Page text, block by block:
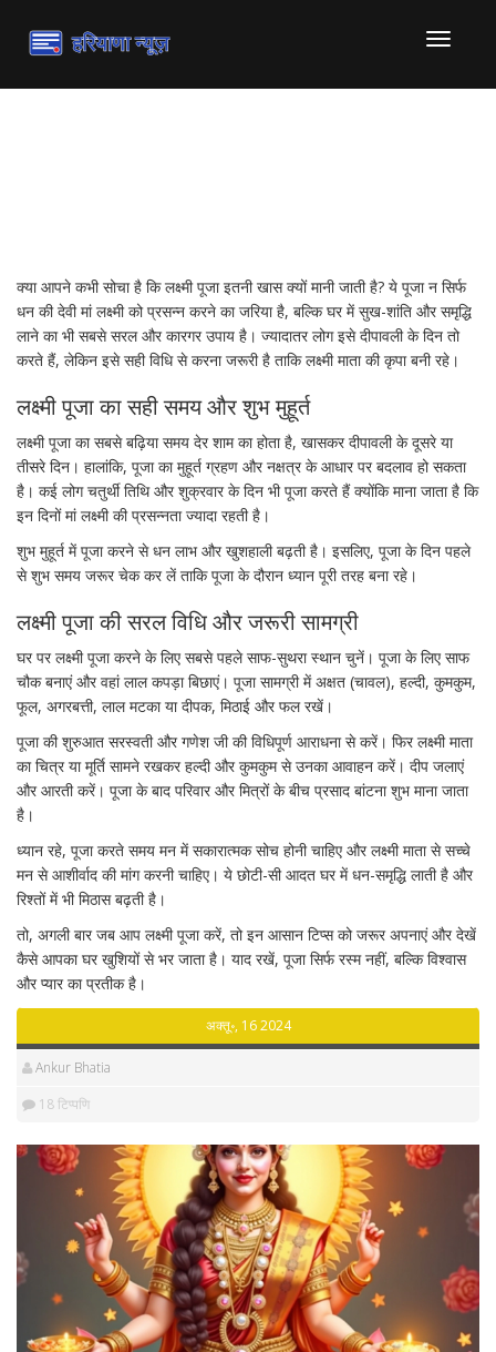
टॉगल
संचालित
क्या आपने कभी सोचा है कि लक्ष्मी पूजा इतनी खास क्यों मानी जाती है? ये पूजा न सिर्फ
धन की देवी मां लक्ष्मी को प्रसन्न करने का जरिया है, बल्कि घर में सुख-शांति और समृद्धि
लाने का भी सबसे सरल और कारगर उपाय है। ज्यादातर लोग इसे दीपावली के दिन तो
करते हैं, लेकिन इसे सही विधि से करना जरूरी है ताकि लक्ष्मी माता की कृपा बनी रहे।
लक्ष्मी पूजा का सही समय और शुभ मुहूर्त
लक्ष्मी पूजा का सबसे बढ़िया समय देर शाम का होता है, खासकर दीपावली के दूसरे या
तीसरे दिन। हालांकि, पूजा का मुहूर्त ग्रहण और नक्षत्र के आधार पर बदलाव हो सकता
है। कई लोग चतुर्थी तिथि और शुक्रवार के दिन भी पूजा करते हैं क्योंकि माना जाता है कि
इन दिनों मां लक्ष्मी की प्रसन्नता ज्यादा रहती है।
शुभ मुहूर्त में पूजा करने से धन लाभ और खुशहाली बढ़ती है। इसलिए, पूजा के दिन पहले
से शुभ समय जरूर चेक कर लें ताकि पूजा के दौरान ध्यान पूरी तरह बना रहे।
लक्ष्मी पूजा की सरल विधि और जरूरी सामग्री
घर पर लक्ष्मी पूजा करने के लिए सबसे पहले साफ-सुथरा स्थान चुनें। पूजा के लिए साफ
चौक बनाएं और वहां लाल कपड़ा बिछाएं। पूजा सामग्री में अक्षत (चावल), हल्दी, कुमकुम,
फूल, अगरबत्ती, लाल मटका या दीपक, मिठाई और फल रखें।
पूजा की शुरुआत सरस्वती और गणेश जी की विधिपूर्ण आराधना से करें। फिर लक्ष्मी माता
का चित्र या मूर्ति सामने रखकर हल्दी और कुमकुम से उनका आवाहन करें। दीप जलाएं
और आरती करें। पूजा के बाद परिवार और मित्रों के बीच प्रसाद बांटना शुभ माना जाता
है।
ध्यान रहे, पूजा करते समय मन में सकारात्मक सोच होनी चाहिए और लक्ष्मी माता से सच्चे
मन से आशीर्वाद की मांग करनी चाहिए। ये छोटी-सी आदत घर में धन-समृद्धि लाती है और
रिश्तों में भी मिठास बढ़ती है।
तो, अगली बार जब आप लक्ष्मी पूजा करें, तो इन आसान टिप्स को जरूर अपनाएं और देखें
कैसे आपका घर खुशियों से भर जाता है। याद रखें, पूजा सिर्फ रस्म नहीं, बल्कि विश्वास
और प्यार का प्रतीक है।
अक्तू॰, 16 2024
Ankur Bhatia
18 टिप्पणि